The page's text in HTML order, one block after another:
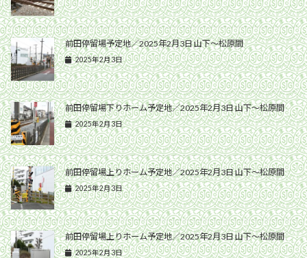
前田停留場予定地／2025年2月3日 山下〜松原間
2025年2月3日
前田停留場下りホーム予定地／2025年2月3日 山下〜松原間
2025年2月3日
前田停留場上りホーム予定地／2025年2月3日 山下〜松原間
2025年2月3日
前田停留場上りホーム予定地／2025年2月3日 山下〜松原間
2025年2月3日